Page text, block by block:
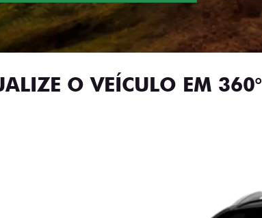
O VEÍCULO EM 360°